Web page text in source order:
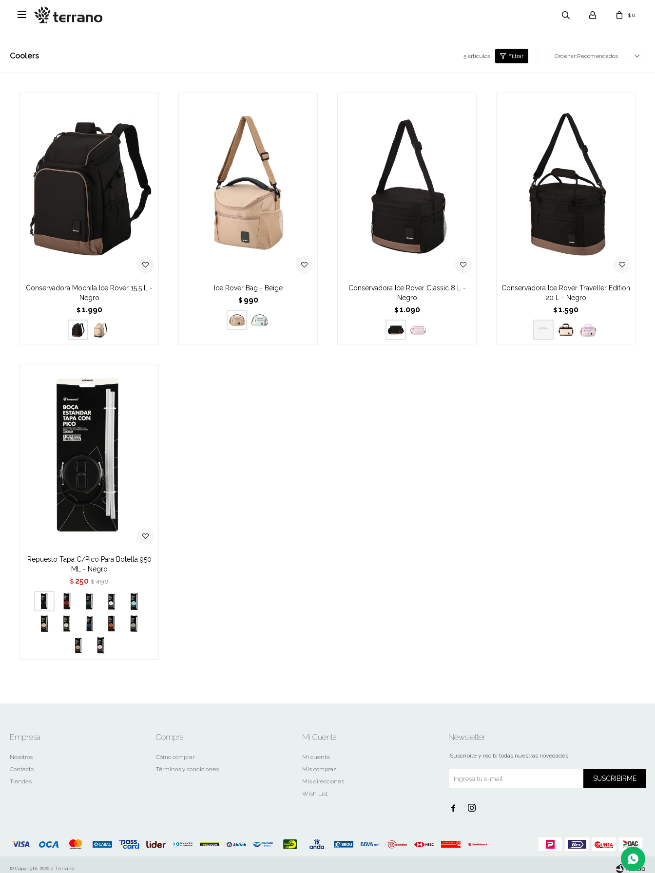
$ 0

Coolers 5 artículos Recomendados
Conservadora Mochila Ice Rover 15.5 L -
Negro
$ 1.990
Ice Rover Bag - Beige
$ 990
Conservadora Ice Rover Classic 8 L -
Negro
$ 1.090
Conservadora Ice Rover Traveller Edition
20 L - Negro
$ 1.590
Repuesto Tapa C/Pico Para Botella 950
ML - Negro
$ 250 $ 490
Empresa
Nosotros
Contacto
Tiendas
Compra
Cómo comprar
Términos y condiciones
Mi Cuenta
Mi cuenta
Mis compras
Mis direcciones
Wish List
Newsletter
¡Suscribite y recibí todas nuestras novedades!
SUSCRIBIRME
 
© Copyright 2026 / Terrano